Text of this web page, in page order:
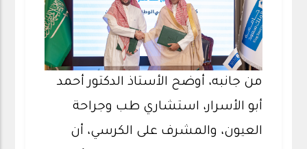
من جانبه، أوضح الأستاذ الدكتور أحمد
أبو الأسرار، استشاري طب وجراحة
العيون، والمشرف على الكرسي، أن